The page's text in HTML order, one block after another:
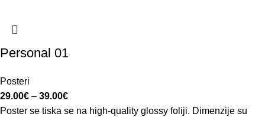
Personal 01
Posteri
29.00€ – 39.00€
Poster se tiska se na high-quality glossy foliji. Dimenzije su